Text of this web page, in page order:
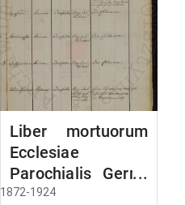
Liber mortuorum
Ecclesiae
Parochialis Germ.
Brzozensis
1872-1924